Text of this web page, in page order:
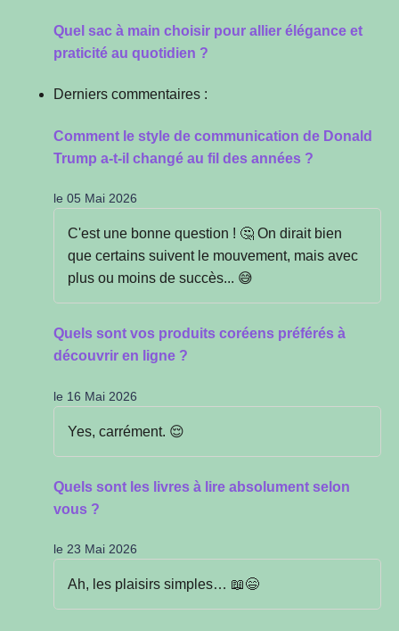
Quel sac à main choisir pour allier élégance et
praticité au quotidien ?
Derniers commentaires :
Comment le style de communication de Donald
Trump a-t-il changé au fil des années ?
le 05 Mai 2026
C'est une bonne question ! 🤔 On dirait bien
que certains suivent le mouvement, mais avec
plus ou moins de succès... 😅
Quels sont vos produits coréens préférés à
découvrir en ligne ?
le 16 Mai 2026
Yes, carrément. 😌
Quels sont les livres à lire absolument selon
vous ?
le 23 Mai 2026
Ah, les plaisirs simples… 📖😄